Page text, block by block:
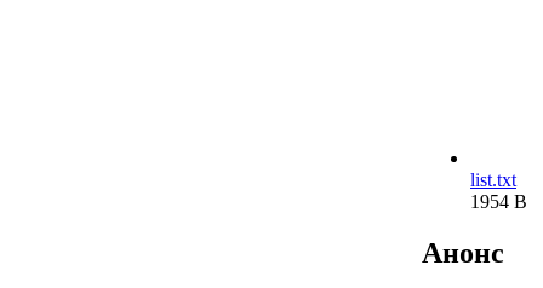
list.txt
1954 B
Анонс